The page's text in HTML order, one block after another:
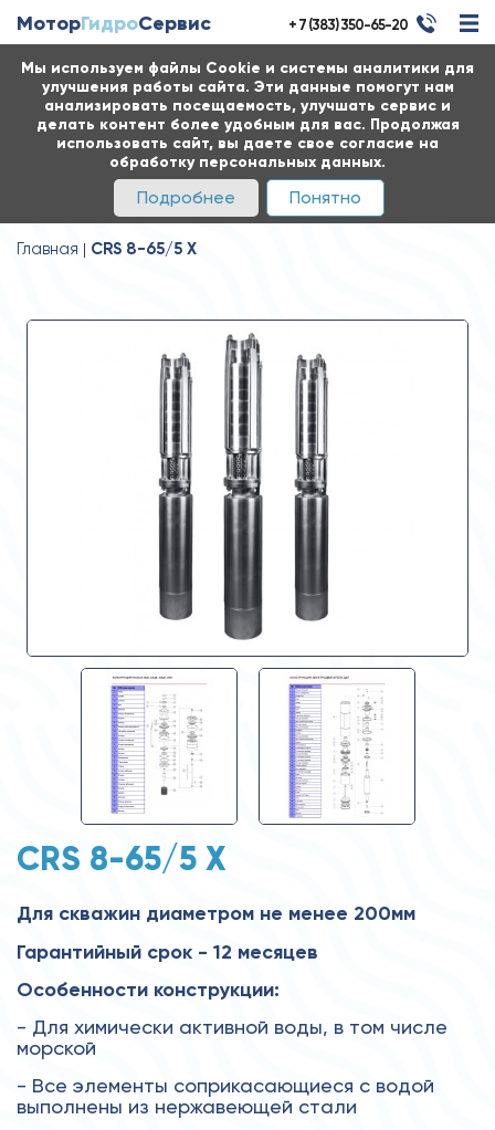
Мы используем файлы Cookie и системы аналитики для
улучшения работы сайта. Эти данные помогут нам
анализировать посещаемость, улучшать сервис и
делать контент более удобным для вас. Продолжая
использовать сайт, вы даете свое согласие на
обработку персональных данных.
Подробнее Понятно
МоторГидроСервис + 7 (383) 350-65-20
Главная CRS 8-65/5 X
CRS 8-65/5 X
Для скважин диаметром не менее 200мм
Гарантийный срок - 12 месяцев
Особенности конструкции:
- Для химически активной воды, в том числе
морской
- Все элементы соприкасающиеся с водой
выполнены из нержавеющей стали